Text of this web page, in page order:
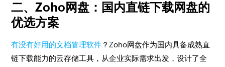
二、Zoho网盘：国内直链下载网盘的
优选方案
有没有好用的文档管理软件 ？Zoho网盘作为国内具备成熟直
链下载能力的云存储工具，从企业实际需求出发，设计了全